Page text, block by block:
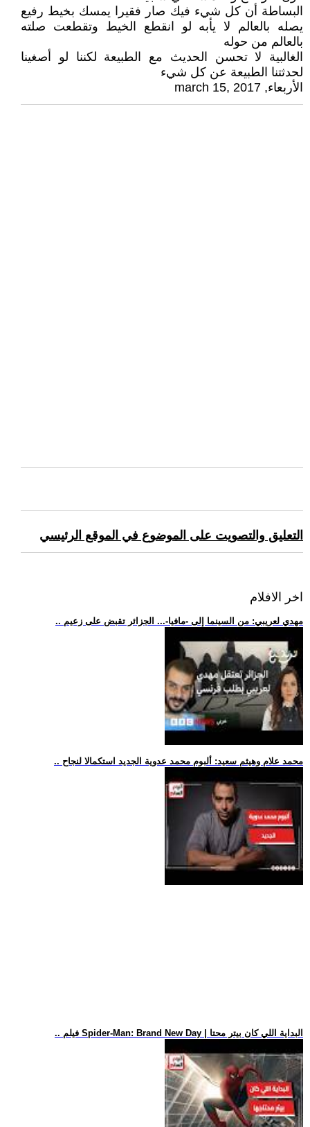
البساطة أن كل شيء فيك صار فقيرا يمسك بخيط رفيع
يصله بالعالم لا يأبه لو انقطع الخيط وتقطعت صلته
بالعالم من حوله
الغالبية لا تحسن الحديث مع الطبيعة لكننا لو أصغينا
لحدثتنا الطبيعة عن كل شيء
الأربعاء, march 15, 2017
التعليق والتصويت على الموضوع في الموقع الرئيسي
اخر الافلام
.. مهدي لعريبي: من السينما إلى -مافيا-... الجزائر تقبض على زعيم
.. محمد علام وهيثم سعيد: ألبوم محمد عدوية الجديد استكمالا لنجاح
.. فيلم Spider-Man: Brand New Day | البداية اللي كان بيتر محتا